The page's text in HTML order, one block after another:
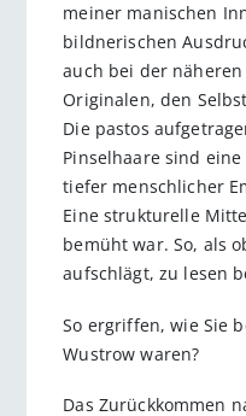
meiner manischen
bildnerischen
auch bei der
Originalen, den
Die pastos
Pinselhaare sind
tiefer menschlicher
Eine strukturelle
bemüht war. So, als
aufschlägt, zu lesen
So ergriffen, wie Sie
Wustrow waren?
Das Zurückkommen